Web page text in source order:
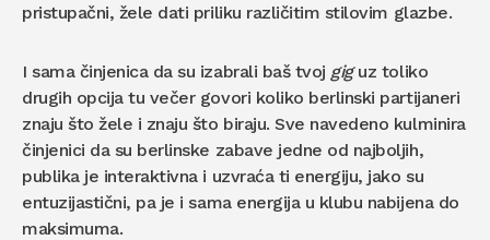
pristupačni, žele dati priliku različitim stilovim glazbe.
I sama činjenica da su izabrali baš tvoj giguz toliko
drugih opcija tu večer govori koliko berlinski partijaneri
znaju što žele i znaju što biraju. Sve navedeno kulminira
činjenici da su berlinske zabave jedne od najboljih,
publika je interaktivna i uzvraća ti energiju, jako su
entuzijastični, pa je i sama energija u klubu nabijena do
maksimuma.